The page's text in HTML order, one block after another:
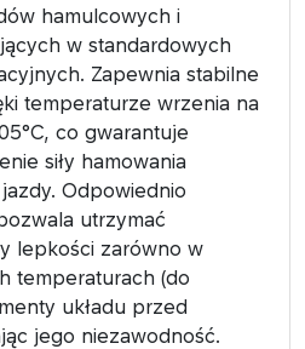
hamulcowych i
w standardowych
Zapewnia stabilne
temperaturze wrzenia na
co gwarantuje
siły hamowania
Odpowiednio
utrzymać
lepkości zarówno w
temperaturach (do
układu przed
jego niezawodność.